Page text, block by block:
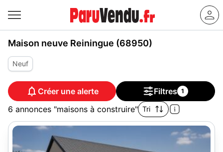
Maison neuve Reiningue (68950)
Neuf
Créer une alerte Filtres 1
6 annonces "maisons à construire" Tri